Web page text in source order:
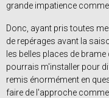
grande impatience comme
Donc, ayant pris toutes
de repérages avant la
les belles places de
pourrais m'installer pour
remis énormément en
faire de l'approche